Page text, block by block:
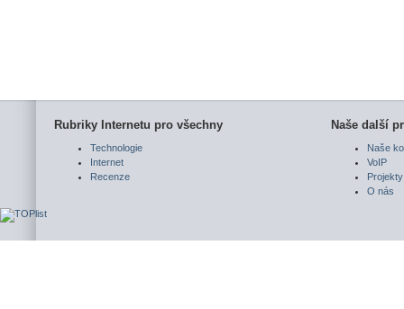
Rubriky Internetu pro všechny
Technologie
Internet
Recenze
Naše další
Naše
VoIP
Projekty
O nás